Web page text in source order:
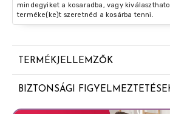
mindegyiket a kosaradba, vagy
terméke(ke)t szeretnéd a kosárba tenni.
TERMÉKJELLEMZŐK
Akár 2 hónapig tartó illat
BIZTONSÁGI
Glade® automata légfrissítő